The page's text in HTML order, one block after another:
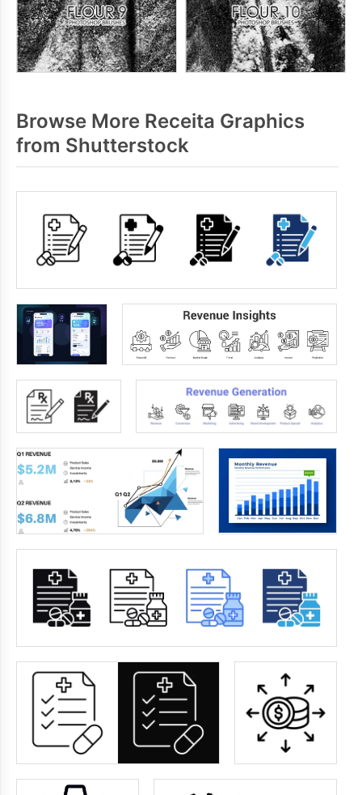
Browse More Receita Graphics
from Shutterstock